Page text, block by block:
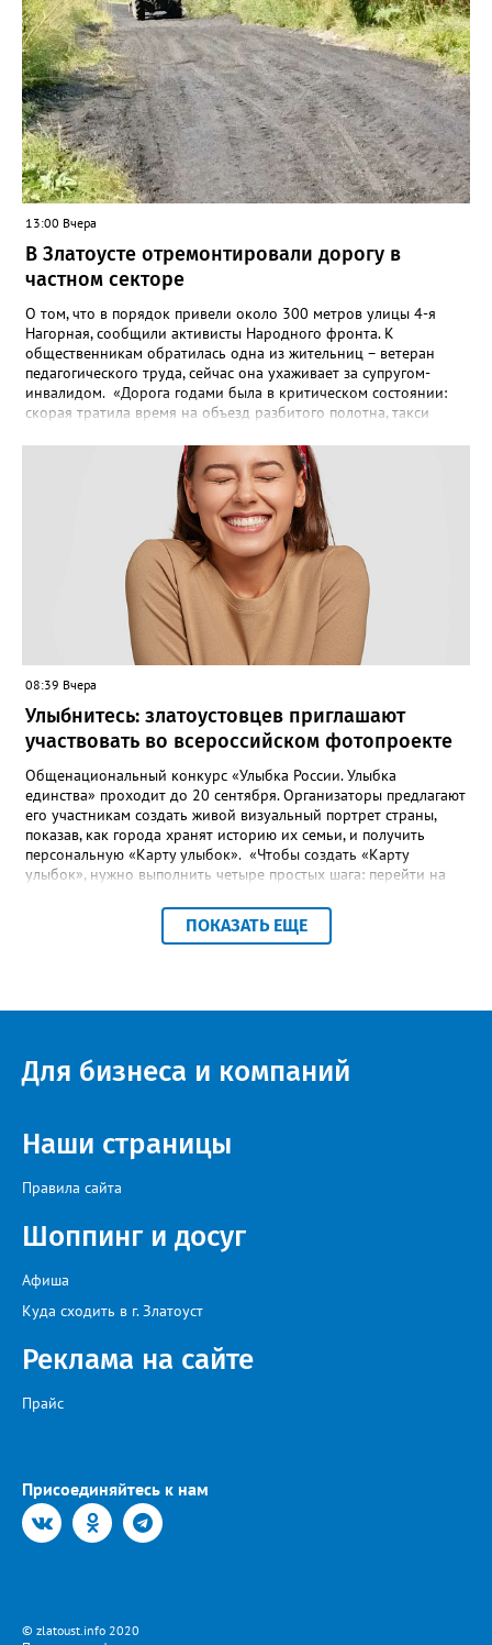
решение включить ООО «ПИАЛ» в реестр недобросовестных
поставщиков. В чёрном списке уфимский подрядчик будет два
года.
13:00 Вчера
В Златоусте отремонтировали дорогу в
частном секторе
О том, что в порядок привели около 300 метров улицы 4-я
Нагорная, сообщили активисты Народного фронта. К
общественникам обратилась одна из жительниц – ветеран
педагогического труда, сейчас она ухаживает за супругом-
инвалидом. «Дорога годами была в критическом состоянии:
скорая тратила время на объезд разбитого полотна, такси
однажды реанимация не смогла добраться до больного.
Жители писали в администрацию города и другие инстанции,
пытались ремонтировать дорогу своими силами – всё тщетно»,
– рассказали в ОНФ. Общественники подчеркнули: именно
они добились, чтобы участок разровняли и отсыпали. Для
этого потребовалось обратиться в мэрию Златоуста.
08:39 Вчера
Улыбнитесь: златоустовцев приглашают
участвовать во всероссийском фотопроекте
Общенациональный конкурс «Улыбка России. Улыбка
единства» проходит до 20 сентября. Организаторы предлагают
его участникам создать живой визуальный портрет страны,
показав, как города хранят историю их семьи, и получить
персональную «Карту улыбок». «Чтобы создать «Карту
улыбок», нужно выполнить четыре простых шага: перейти на
улыбок»; загрузить фотографию с улыбкой – подойдёт портрет
одного человека, пары, семьи или нескольких поколений в
из них, указать контакты и подтвердить согласие с правилами
визуального архива проекта. 20 участников обещают
пригласить на итоговую фотосессию в Москве. Персональную
опубликовать в социальных сетях, отмечают в оргкомитете,
получат все, кто улыбнулся.
ПОКАЗАТЬ ЕЩЕ
Для бизнеса и компаний
Наши страницы
Правила сайта
Шоппинг и досуг
Афиша
Куда сходить в г. Златоуст
Реклама на сайте
Прайс
Присоединяйтесь к нам
© zlatoust.info 2020